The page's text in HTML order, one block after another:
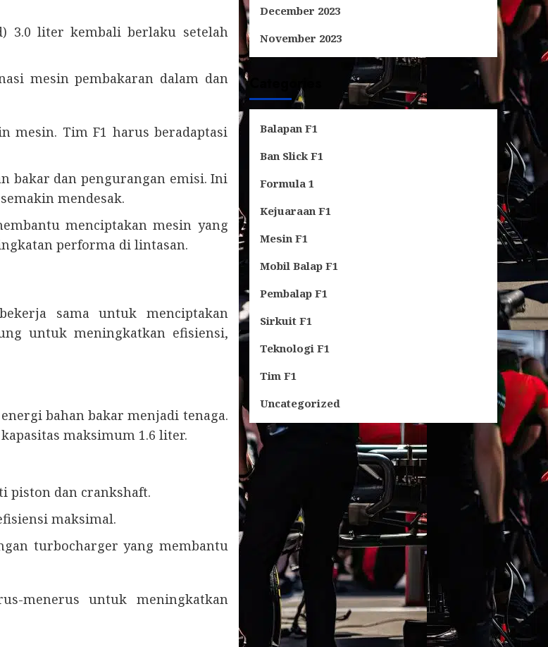
3.0 liter kembali berlaku setelah
mesin pembakaran dalam dan
mesin. Tim F1 harus beradaptasi
bakar dan pengurangan emisi. Ini
mendesak.
menciptakan mesin yang
performa di lintasan.
sama untuk menciptakan
untuk meningkatkan efisiensi,
bahan bakar menjadi tenaga.
maksimum 1.6 liter.
piston dan crankshaft.
maksimal.
turbocharger yang membantu
menerus untuk meningkatkan
December 2023
November 2023
Categories
Balapan F1
Ban Slick F1
Formula 1
Kejuaraan F1
Mesin F1
Mobil Balap F1
Pembalap F1
Sirkuit F1
Teknologi F1
Tim F1
Uncategorized